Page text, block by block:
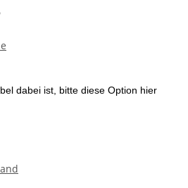
dabei ist, bitte diese Option hier